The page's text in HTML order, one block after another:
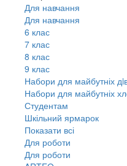
Для навчання
Для навчання
6 клас
7 клас
8 клас
9 клас
Набори для майбутніх
Набори для майбутніх
Студентам
Шкільний ярмарок
Показати всі
Для роботи
Для роботи